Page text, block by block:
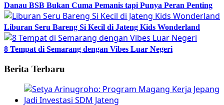
Danau BSB Bukan Cuma Pemanis tapi Punya Peran Penting
Liburan Seru Bareng Si Kecil di Jateng Kids Wonderland
8 Tempat di Semarang dengan Vibes Luar Negeri
Berita Terbaru